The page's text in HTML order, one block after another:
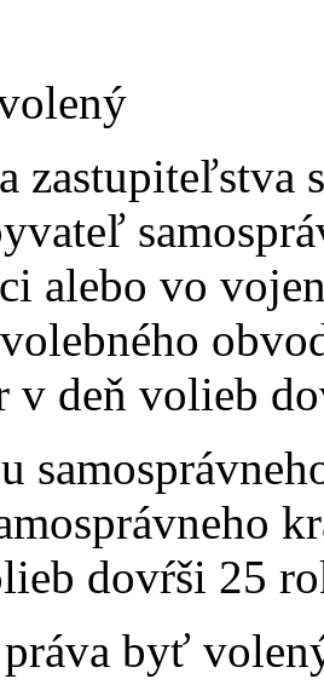
zastupiteľstva
alebo vo
v deň volieb
dovŕši 25
byť